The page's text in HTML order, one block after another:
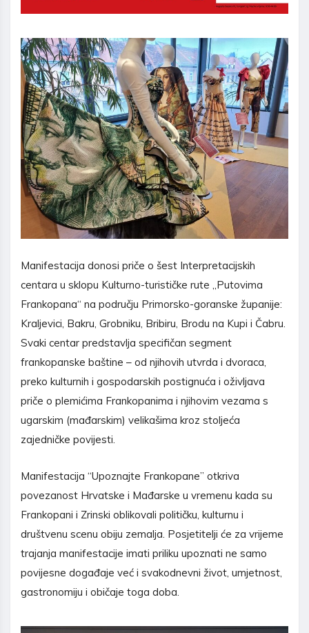
Manifestacija donosi priče o šest Interpretacijskih
centara u sklopu Kulturno-turističke rute „Putovima
Frankopana“ na području Primorsko-goranske županije:
Kraljevici, Bakru, Grobniku, Bribiru, Brodu na Kupi i Čabru.
Svaki centar predstavlja specifičan segment
frankopanske baštine – od njihovih utvrda i dvoraca,
preko kulturnih i gospodarskih postignuća i oživljava
priče o plemićima Frankopanima i njihovim vezama s
ugarskim (mađarskim) velikašima kroz stoljeća
zajedničke povijesti.
Manifestacija “Upoznajte Frankopane” otkriva
povezanost Hrvatske i Mađarske u vremenu kada su
Frankopani i Zrinski oblikovali političku, kulturnu i
društvenu scenu obiju zemalja. Posjetitelji će za vrijeme
trajanja manifestacije imati priliku upoznati ne samo
povijesne događaje već i svakodnevni život, umjetnost,
gastronomiju i običaje toga doba.